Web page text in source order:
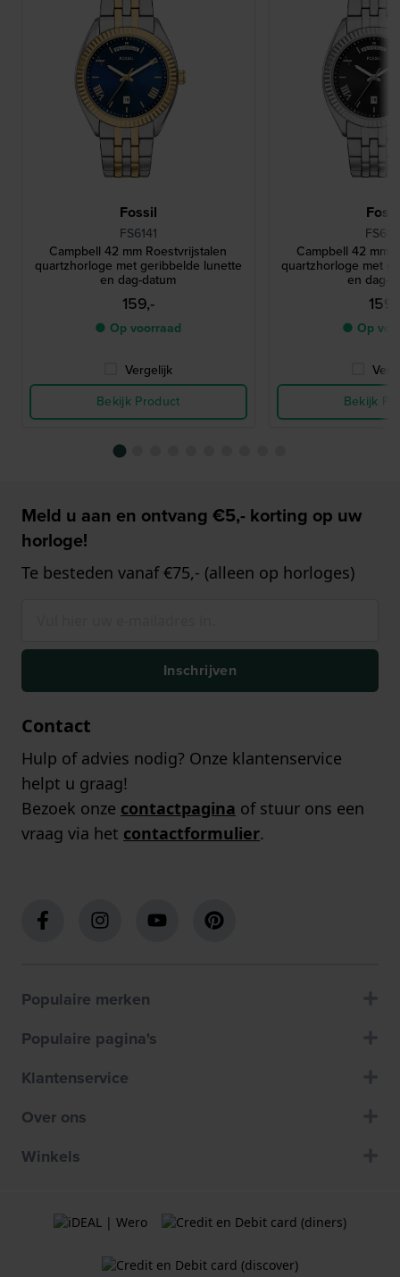
Fossil
FS6141
Campbell 42 mm Roestvrijstalen
quartzhorloge met geribbelde lunette
en dag-datum
159,-
● Op voorraad
Vergelijk
Bekijk Product
Campbell 42 mm
quartzhorloge met
en dag-
● Op
Bekijk
Meld u aan en ontvang €5,- korting op uw
horloge!
Te besteden vanaf €75,- (alleen op horloges)
Inschrijven
Contact
Hulp of advies nodig? Onze klantenservice
helpt u graag!
Bezoek onze contactpagina of stuur ons een
vraag via het contactformulier.
Populaire merken
Populaire pagina's
Klantenservice
Over ons
Winkels